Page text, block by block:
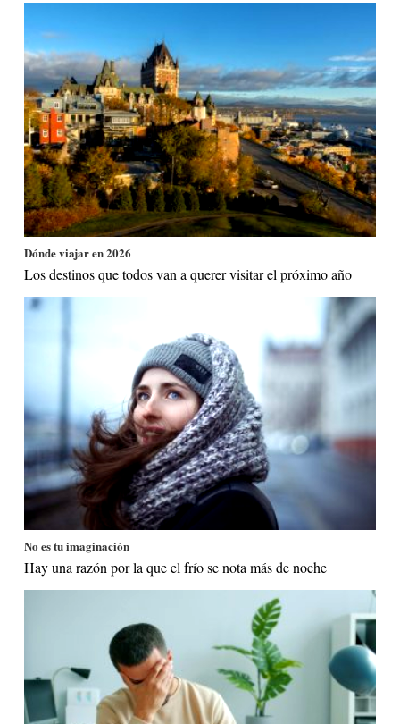
Dónde viajar en 2026
Los destinos que todos van a querer visitar el próximo año
No es tu imaginación
Hay una razón por la que el frío se nota más de noche